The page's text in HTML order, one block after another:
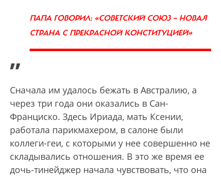
ПАПА ГОВОРИЛ: «СОВЕТСКИЙ СОЮЗ — НОВАЯ
СТРАНА С ПРЕКРАСНОЙ КОНСТИТУЦИЕЙ»
”
Сначала им удалось бежать в Австралию, а
через три года они оказались в Сан-
Франциско. Здесь Ириада, мать Ксении,
работала парикмахером, в салоне были
коллеги-геи, с которыми у нее совершенно не
складывались отношения. В это же время ее
дочь-тинейджер начала чувствовать, что она